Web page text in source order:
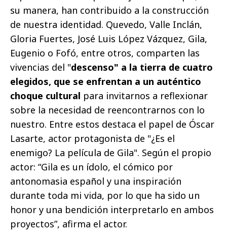
su manera, han contribuido a la construcción
de nuestra identidad. Quevedo, Valle Inclán,
Gloria Fuertes, José Luis López Vázquez, Gila,
Eugenio o Fofó, entre otros, comparten las
vivencias del "descenso" a la tierra de cuatro
elegidos, que se enfrentan a un auténtico
choque cultural para invitarnos a reflexionar
sobre la necesidad de reencontrarnos con lo
nuestro. Entre estos destaca el papel de Óscar
Lasarte, actor protagonista de "¿Es el
enemigo? La película de Gila". Según el propio
actor: “Gila es un ídolo, el cómico por
antonomasia español y una inspiración
durante toda mi vida, por lo que ha sido un
honor y una bendición interpretarlo en ambos
proyectos”, afirma el actor.